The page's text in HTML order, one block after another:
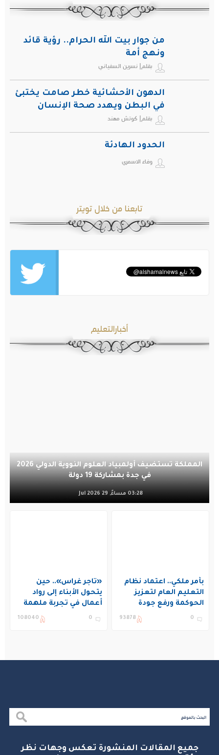
من جوار بيت الله الحرام.. رؤية قائد
ونهج أمة
بقلم| نسرين السفياني
الدهون الأحشائية خطر صامت يختبئ
في البطن ويهدد صحة الإنسان
بقلم| كوتش مهند
الحدود الهادئة
وفاء الاسمري
تابعنا من خلال تويتر
أخبارالتعليم
المملكة تستضيف أولمبياد العلوم النووية الدولي 2026
في جدة بمشاركة 19 دولة
03:28 مساءً, 29 Jul 2026
بأمر ملكي.. اعتماد نظام
التعليم العام لتعزيز
الحوكمة ورفع جودة
التعليم في المملكة
0
93878
«تاجر غراس».. حين
يتحول الأبناء إلى رواد
أعمال في تجربة ملهمة
بنادي غراس الصيفي
0
108040
جميع المقالات المنشورة تعكس وجهات نظر